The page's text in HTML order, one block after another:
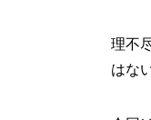
理不
はな